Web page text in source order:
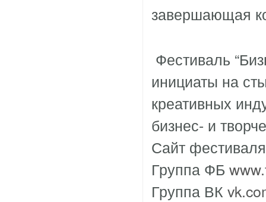
завершающая
Фестиваль
инициаты на
креативных
бизнес- и
Сайт
Группа ФБ
Группа ВК